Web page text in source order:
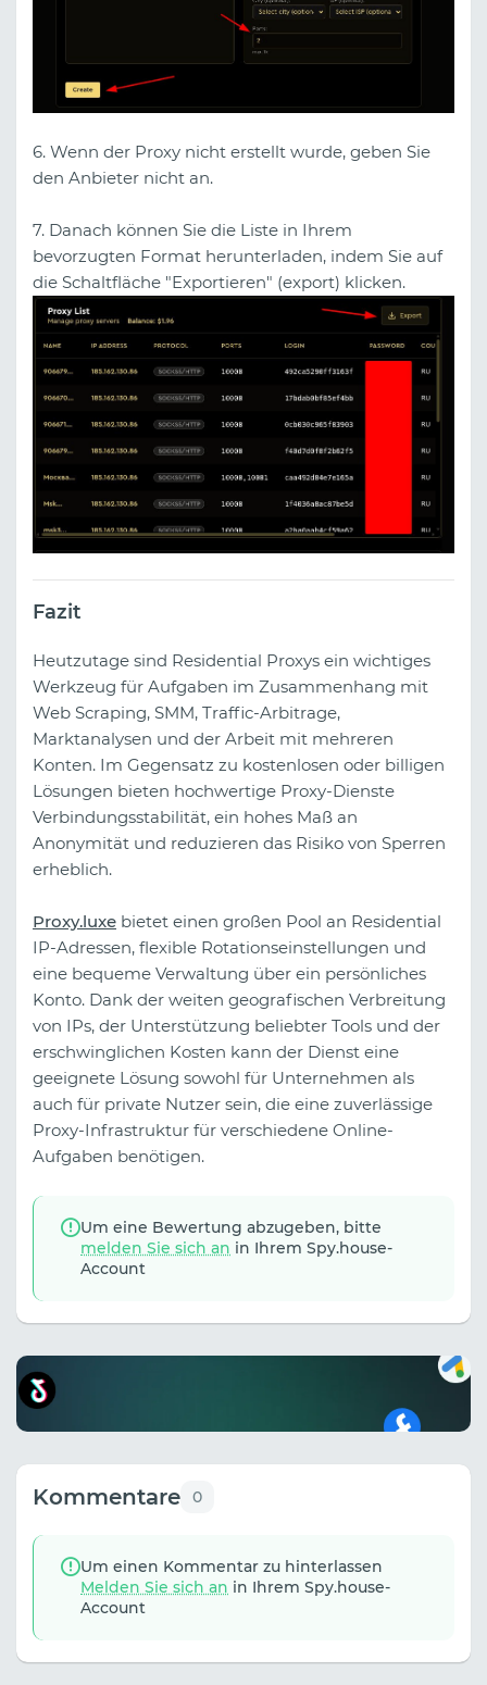
6. Wenn der Proxy nicht erstellt wurde, geben Sie
den Anbieter nicht an.
7. Danach können Sie die Liste in Ihrem
bevorzugten Format herunterladen, indem Sie auf
die Schaltfläche "Exportieren" (export) klicken.
Fazit
Heutzutage sind Residential Proxys ein wichtiges
Werkzeug für Aufgaben im Zusammenhang mit
Web Scraping, SMM, Traffic-Arbitrage,
Marktanalysen und der Arbeit mit mehreren
Konten. Im Gegensatz zu kostenlosen oder billigen
Lösungen bieten hochwertige Proxy-Dienste
Verbindungsstabilität, ein hohes Maß an
Anonymität und reduzieren das Risiko von Sperren
erheblich.
Proxy.luxe bietet einen großen Pool an Residential
IP-Adressen, flexible Rotationseinstellungen und
eine bequeme Verwaltung über ein persönliches
Konto. Dank der weiten geografischen Verbreitung
von IPs, der Unterstützung beliebter Tools und der
erschwinglichen Kosten kann der Dienst eine
geeignete Lösung sowohl für Unternehmen als
auch für private Nutzer sein, die eine zuverlässige
Proxy-Infrastruktur für verschiedene Online-
Aufgaben benötigen.
Um eine Bewertung abzugeben, bitte
melden Sie sich an in Ihrem Spy.house-
Account
Kommentare 0
Um einen Kommentar zu hinterlassen
Melden Sie sich an in Ihrem Spy.house-
Account